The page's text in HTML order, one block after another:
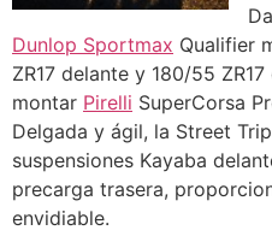
Dunlop Sportmax Qualifier
ZR17 delante y 180/55
montar Pirelli SuperCorsa
Delgada y ágil, la Street
suspensiones Kayaba
precarga trasera,
envidiable.